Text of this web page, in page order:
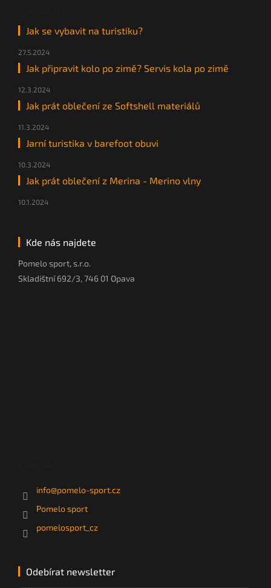
Jak se vybavit na turistiku?
27.5.2024
Jak připravit kolo po zimě? Servis kola po zimě
12.3.2024
Jak prát oblečení ze Softshell materiálů
11.3.2024
Jarní turistika v barefoot obuvi
10.3.2024
Jak prát oblečení z Merina - Merino vlny
10.1.2024
Kde nás najdete
Pomelo sport, s.r.o.
Skladištní 692/3, 746 01 Opava
info@pomelo-sport.cz
Pomelo sport
pomelosport_cz
Odebírat newsletter